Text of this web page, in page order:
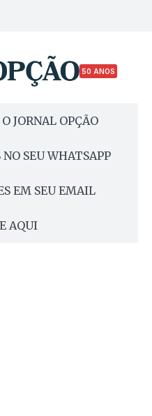
50 ANOS
JORNAL OPÇÃO
SEU WHATSAPP
EM SEU EMAIL
AQUI